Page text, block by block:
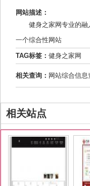
网站描述：
健身之家网专业的
一个综合性网站
TAG标签： 健身之家网
相关查询： 网站综合信息
相关站点